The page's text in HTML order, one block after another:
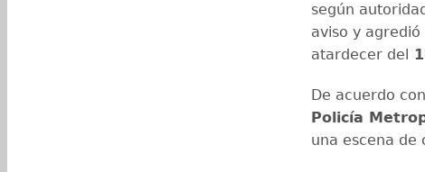
según
aviso y
atardecer del
De acuerdo
Policía
una escena de